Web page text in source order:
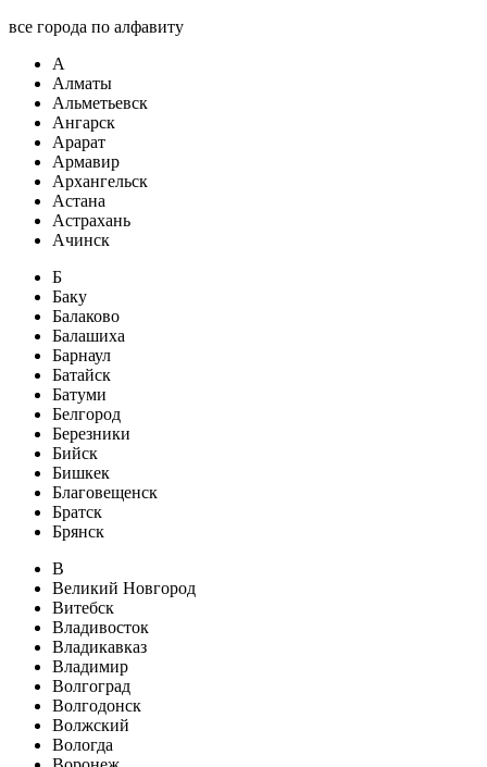
все города по алфавиту
А
Алматы
Альметьевск
Ангарск
Арарат
Армавир
Архангельск
Астана
Астрахань
Ачинск
Б
Баку
Балаково
Балашиха
Барнаул
Батайск
Батуми
Белгород
Березники
Бийск
Бишкек
Благовещенск
Братск
Брянск
В
Великий Новгород
Витебск
Владивосток
Владикавказ
Владимир
Волгоград
Волгодонск
Волжский
Вологда